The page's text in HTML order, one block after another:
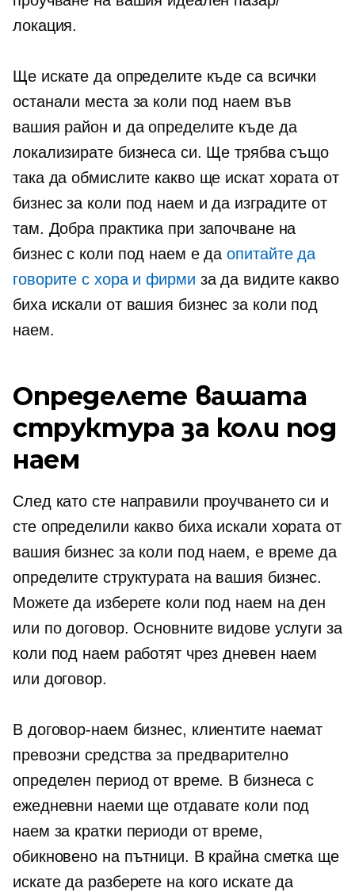
локация.
Ще искате да определите къде са всички
останали места за коли под наем във
вашия район и да определите къде да
локализирате бизнеса си. Ще трябва също
така да обмислите какво ще искат хората от
бизнес за коли под наем и да изградите от
там. Добра практика при започване на
бизнес с коли под наем е даопитайте да
говорите с хора и фирми за да видите какво
биха искали от вашия бизнес за коли под
наем.
Определете вашата
структура за коли под
наем
След като сте направили проучването си и
сте определили какво биха искали хората от
вашия бизнес за коли под наем, е време да
определите структурата на вашия бизнес.
Можете да изберете коли под наем на ден
или по договор. Основните видове услуги за
коли под наем работят чрез дневен наем
или договор.
В договор-наем бизнес, клиентите наемат
превозни средства за предварително
определен период от време. В бизнеса с
ежедневни наеми ще отдавате коли под
наем за кратки периоди от време,
обикновено на пътници. В крайна сметка ще
искате да разберете на кого искате да